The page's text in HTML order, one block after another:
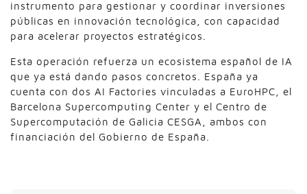
instrumento para gestionar y coordinar inversiones
públicas en innovación tecnológica, con capacidad
para acelerar proyectos estratégicos.
Esta operación refuerza un ecosistema español de IA
que ya está dando pasos concretos. España ya
cuenta con dos AI Factories vinculadas a EuroHPC, el
Barcelona Supercomputing Center y el Centro de
Supercomputación de Galicia CESGA, ambos con
financiación del Gobierno de España.